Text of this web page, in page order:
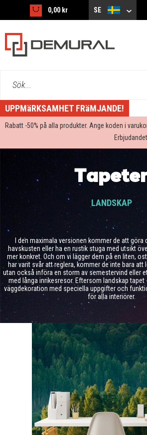
0,00 kr SE
Sök...
UPPMäRKSAMHET FRäMJANDE!
Rabatt -50% på alla produkter. Ange koden i
LANDSKAP
I den maximala versionen kommer de att
havskusten eller ha en rustik stuga med utsikt
mer konkret. Och om vi lägger dem på en liten,
har varit svår att reglera, kommer de inte bara
utan också införa en storm av semestervind eller
med långa inrikesresor. Eftersom landskap tapet
väggdekoration med speciella uppgifter och
för alla interiörer.